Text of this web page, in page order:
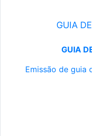
GUIA
GUIA
Emissão de guia